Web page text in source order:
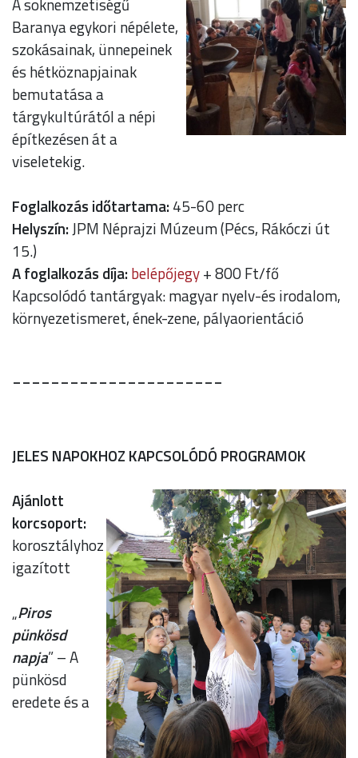
Baranya egykori népélete,
szokásainak, ünnepeinek
és hétköznapjainak
bemutatása a
tárgykultúrától a népi
építkezésen át a
viseletekig.
Foglalkozás időtartama: 45-60 perc
Helyszín:JPM Néprajzi Múzeum (Pécs, Rákóczi út
15.)
A foglalkozás díja: belépőjegy+ 800 Ft/fő
Kapcsolódó tantárgyak: magyar nyelv-és irodalom,
környezetismeret, ének-zene, pályaorientáció
JELES NAPOKHOZ KAPCSOLÓDÓ PROGRAMOK
Ajánlott
korcsoport:
korosztályhoz
igazított
„Piros
pünkösd
napja” – A
pünkösd
eredete és a